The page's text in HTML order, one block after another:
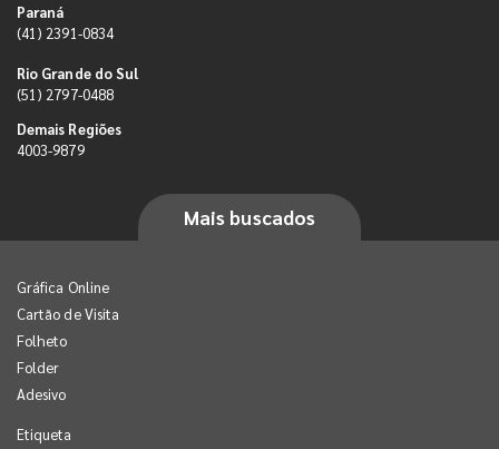
Paraná
(41) 2391-0834
Rio Grande do Sul
(51) 2797-0488
Demais Regiões
4003-9879
Mais buscados
Gráfica Online
Cartão de Visita
Folheto
Folder
Adesivo
Etiqueta